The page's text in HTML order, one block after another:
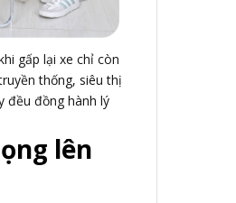
gấp lại xe chỉ còn
thống, siêu thị
đều đồng hành lý
lên